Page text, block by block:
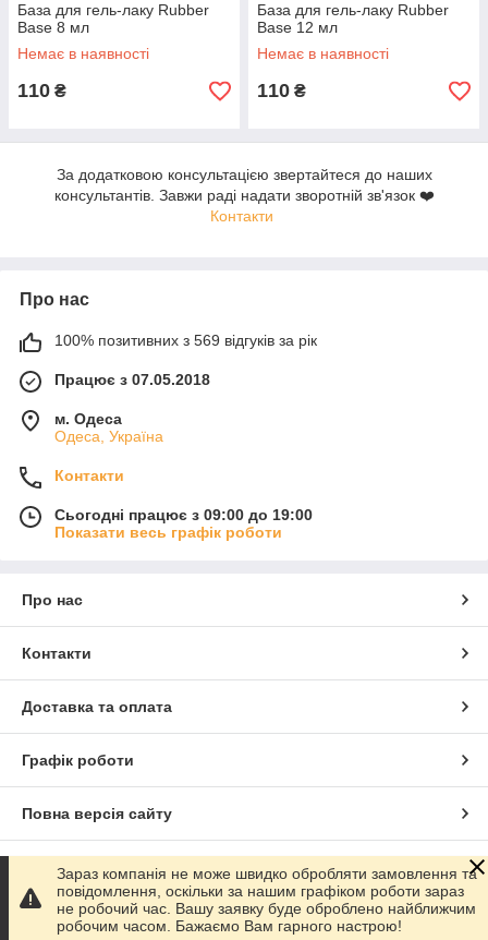
База для гель-лаку Rubber
Base 8 мл
Немає в наявності
110 ₴
База для гель-лаку Rubber
Base 12 мл
Немає в наявності
110 ₴
За додатковою консультацією звертайтеся до наших
консультантів. Завжи раді надати зворотній зв'язок ❤️
Контакти
Про нас
100% позитивних з 569 відгуків за рік
Працює з 07.05.2018
м. Одеса
Одеса, Україна
Контакти
Сьогодні працює з 09:00 до 19:00
Показати весь графік роботи
Про нас
Контакти
Доставка та оплата
Графік роботи
Повна версія сайту
Сайт створено на маркетплейсі Prom.ua
Політика конфіденційності
Зараз компанія не може швидко обробляти замовлення та
повідомлення, оскільки за нашим графіком роботи зараз
не робочий час. Вашу заявку буде оброблено найближчим
робочим часом. Бажаємо Вам гарного настрою!